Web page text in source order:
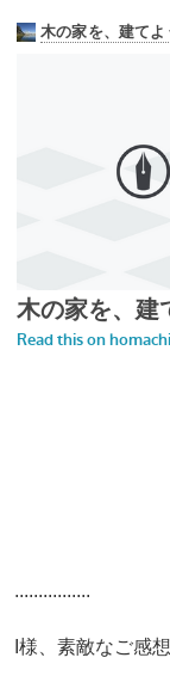
................
I様、素敵なご感